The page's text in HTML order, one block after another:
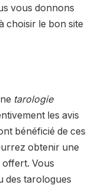
vous donnons
choisir le bon site
tarologie
les avis
bénéficié de ces
obtenir une
offert. Vous
des tarologues